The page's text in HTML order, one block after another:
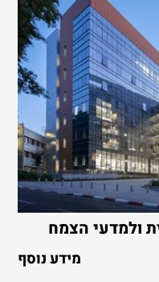
ולמדעי הצמח
מידע נוסף